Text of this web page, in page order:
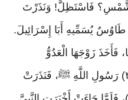
فَاسْتَظِلَّ! وَنَذَرْتَ
يُسَمِّيهِ أَبَا إِسْرَائِيلَ.
فَأَخَذَ زَوْجَهَا الْعَدُوُّ
فَأَوْثَقُوه، وَكَانَتْ عَلَى رَاحِلَةِ (٣) رَسُولِ اللَّهِ ﷺ، فَنَذَرَتْ